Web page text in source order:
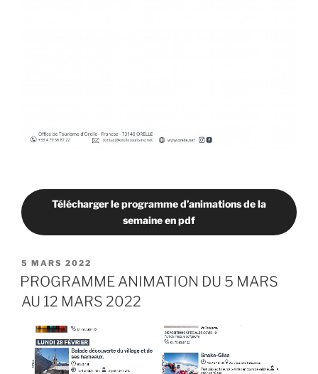
Télécharger le programme d’animations de la
semaine en pdf
PUBLIÉ
LE
5 MARS 2022
PROGRAMME ANIMATION DU 5 MARS
AU 12 MARS 2022